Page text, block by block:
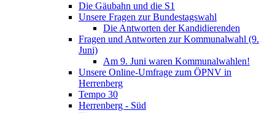
Die Gäubahn und die S1
Unsere Fragen zur Bundestagswahl
Die Antworten der Kandidierenden
Fragen und Antworten zur Kommunalwahl (9.
Juni)
Am 9. Juni waren Kommunalwahlen!
Unsere Online-Umfrage zum ÖPNV in
Herrenberg
Tempo 30
Herrenberg - Süd